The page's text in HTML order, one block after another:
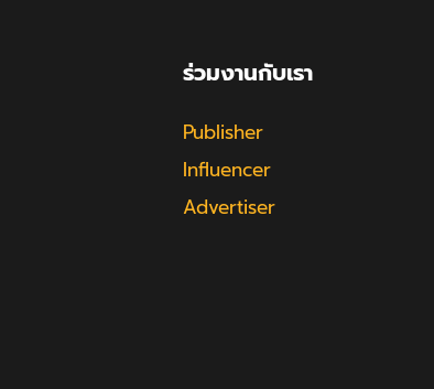
ร่วมงานกับเรา
Publisher
Influencer
Advertiser